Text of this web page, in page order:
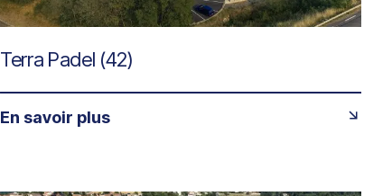
Terra Padel (42)
En savoir plus